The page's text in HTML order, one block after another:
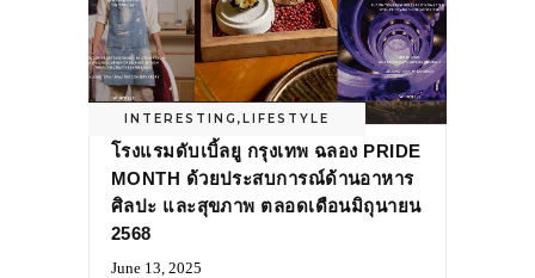
INTERESTING ,LIFESTYLE
โรงแรมดับเบิ้ลยู กรุงเทพ ฉลอง PRIDE
MONTH ด้วยประสบการณ์ด้านอาหาร
ศิลปะ และสุขภาพ ตลอดเดือนมิถุนายน
2568
June 13, 2025